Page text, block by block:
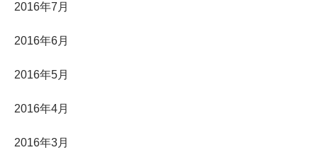
2016年7月
2016年6月
2016年5月
2016年4月
2016年3月